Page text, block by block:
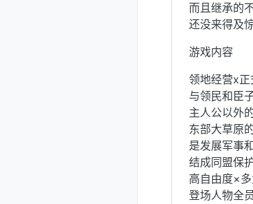
而且继承的
还没来得及
游戏内容
领地经营x正
与领民和臣
主人公以外
东部大草原
是发展军事
结成同盟保
高自由度×
登场人物全